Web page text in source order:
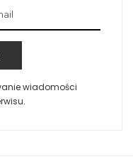
wiadomości